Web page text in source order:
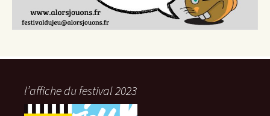
l’affiche du festival 2023